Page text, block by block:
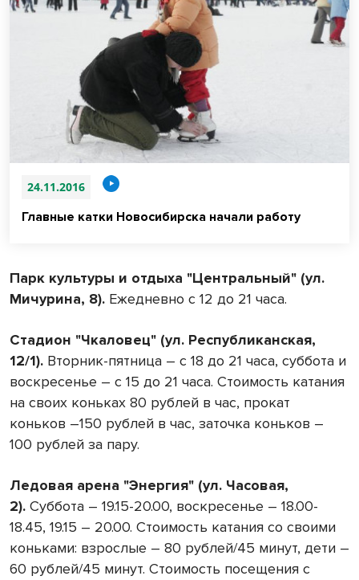
24.11.2016
Главные катки Новосибирска начали работу
Парк культуры и отдыха "Центральный" (ул.
Мичурина, 8). Ежедневно с 12 до 21 часа.
Стадион "Чкаловец" (ул. Республиканская,
12/1). Вторник-пятница – с 18 до 21 часа, суббота и
воскресенье – с 15 до 21 часа. Стоимость катания
на своих коньках 80 рублей в час, прокат
коньков –150 рублей в час, заточка коньков –
100 рублей за пару.
Ледовая арена "Энергия" (ул. Часовая,
2). Суббота – 19.15-20.00, воскресенье – 18.00-
18.45, 19.15 – 20.00. Стоимость катания со своими
коньками: взрослые – 80 рублей/45 минут, дети –
60 рублей/45 минут. Стоимость посещения с